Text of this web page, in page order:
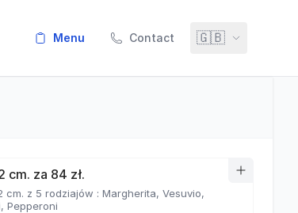
menu Contact 🇬🇧
cm. za 84 zł.
cm. z 5 rodziajów : Margherita, Vesuvio,
Pepperoni